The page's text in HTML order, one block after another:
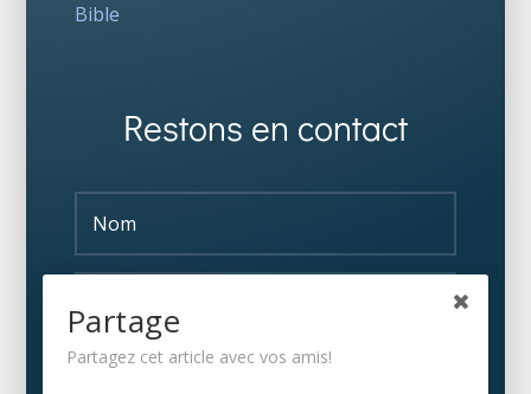
Bible
Restons en contact
Partage
Partagez cet article avec vos amis!